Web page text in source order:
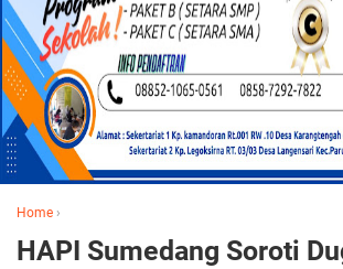
Home ›
HAPI Sumedang Soroti